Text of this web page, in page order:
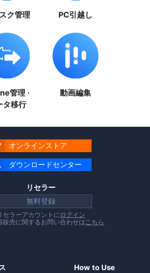
ク管理 PC引越し
管理 ·
タ移行
動画編集
オンラインストア
ダウンロードセンター
リセラー
無料登録
セラーアカウントにログイン
販売に関するお問い合わせはこちら
How to Use